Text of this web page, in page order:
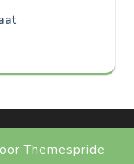
Themespride